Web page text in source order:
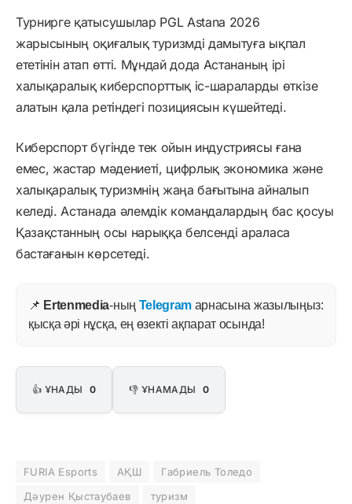
Турнирге қатысушылар PGL Astana 2026
жарысының оқиғалық туризмді дамытуға ықпал
ететінін атап өтті. Мұндай дода Астананың ірі
халықаралық киберспорттық іс-шараларды өткізе
алатын қала ретіндегі позициясын күшейтеді.
Киберспорт бүгінде тек ойын индустриясы ғана
емес, жастар мәдениеті, цифрлық экономика және
халықаралық туризмнің жаңа бағытына айналып
келеді. Астанада әлемдік командалардың бас қосуы
Қазақстанның осы нарыққа белсенді араласа
бастағанын көрсетеді.
📌 Ertenmedia-ның Telegram арнасына жазылыңыз:
қысқа әрі нұсқа, ең өзекті ақпарат осында!
👍 ҰНАДЫ 0 👎 ҰНАМАДЫ 0
FURIA Esports АҚШ
Габриель Толедо
Дәурен Қыстаубаев
туризм